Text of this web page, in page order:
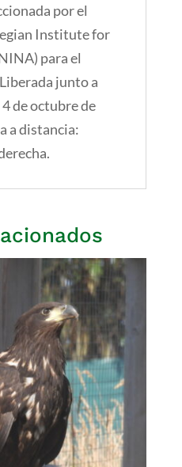
por el
Institute for
para el
junto a
de octubre de
a distancia: